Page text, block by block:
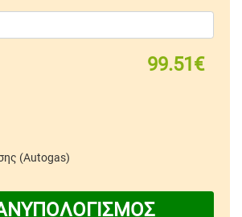
99.51€
(Autogas)